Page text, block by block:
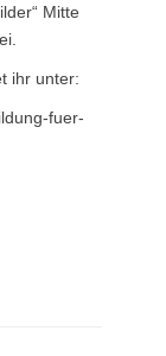
Mitte
ihr unter:
fuer-